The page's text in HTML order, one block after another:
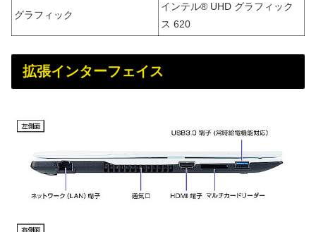
グラフィック
インテル® UHD グラフィック
ス 620
拡張インターフェイス